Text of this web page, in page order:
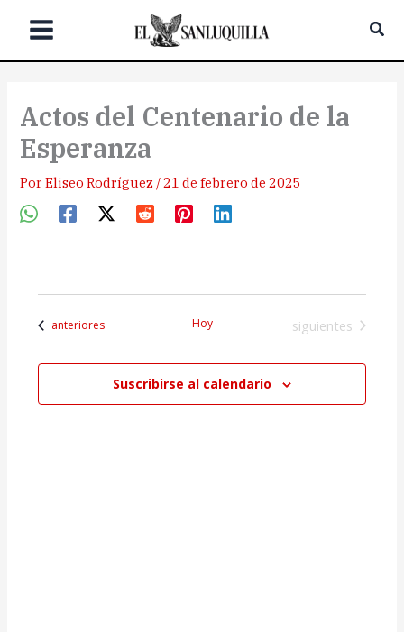
Actos del Centenario de la
Esperanza
PorEliseo Rodríguez /21 de febrero de 2025
Eventos
anteriores Hoy Eventos
siguientes
Suscribirse al calendario